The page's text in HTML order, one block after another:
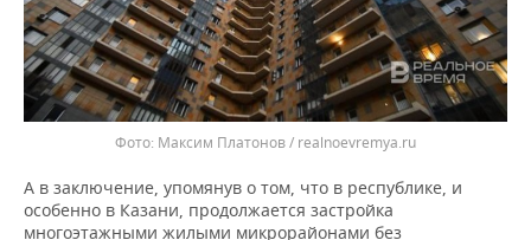
Максим Платонов / realnoevremya.ru
А в заключение, упомянув о том, что в республике, и
особенно в Казани, продолжается застройка
многоэтажными жилыми микрорайонами без